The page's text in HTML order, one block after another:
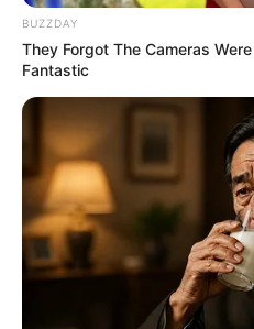
BUZZDAY
They Forgot The Cameras
Fantastic